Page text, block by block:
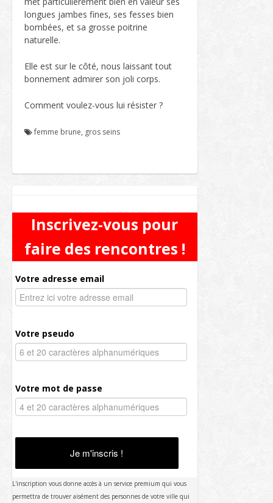
longues jambes fines, ses fesses bien
bombées, et sa grosse poitrine
naturelle.
Elle est sur le côté, nous laissant tout
bonnement admirer son joli corps.
Comment voulez-vous lui résister ?
femme brune, gros seins
Inscrivez-vous pour
faire des rencontres !
Votre adresse email
Votre pseudo
Votre mot de passe
Je m'inscris !
L'inscription vous donne accès à un service premium qui vous
permettra de trouver aisément des personnes de votre ville qui